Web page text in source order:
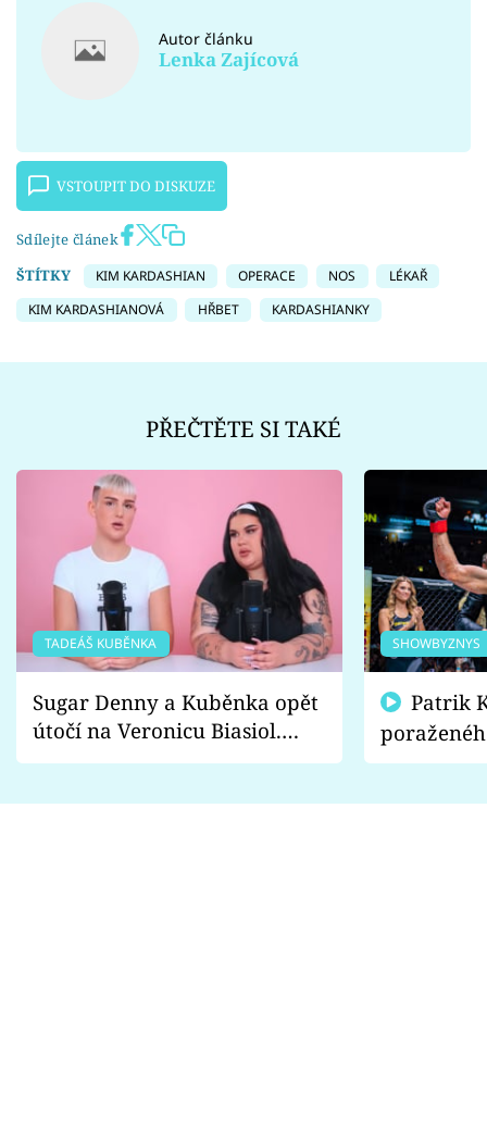
Autor článku
Lenka Zajícová
VSTOUPIT DO DISKUZE
Sdílejte článek
ŠTÍTKY
KIM KARDASHIAN OPERACE NOS
LÉKAŘ
KIM KARDASHIANOVÁ
HŘBET KARDASHIANKY
PŘEČTĚTE SI TAKÉ
TADEÁŠ KUBĚNKA
Sugar Denny a Kuběnka opět
útočí na Veronicu Biasiol.
Proč je podle nich falešná a
SHOWBYZNYS
fanoušci